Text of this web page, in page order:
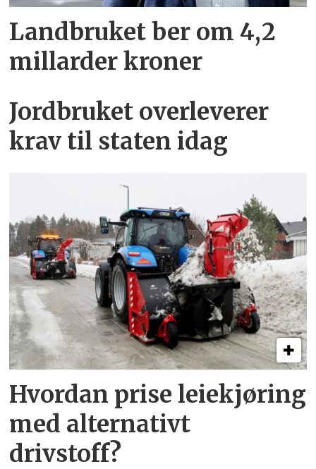
Landbruket ber om 4,2
millarder kroner
Jordbruket overleverer
krav til staten idag
Hvordan prise leiekjøring
med alternativt
drivstoff?